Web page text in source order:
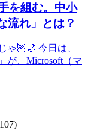
を組む。中小
流れ」とは？
ゃ🦉🌙 今日は、
が、Microsoft（マ